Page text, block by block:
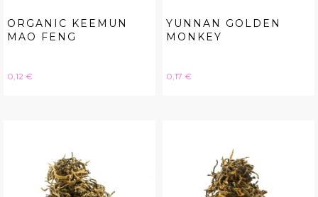
ORGANIC KEEMUN
MAO FENG
Hinta
0,12 €
YUNNAN GOLDEN
MONKEY
Hinta
0,17 €